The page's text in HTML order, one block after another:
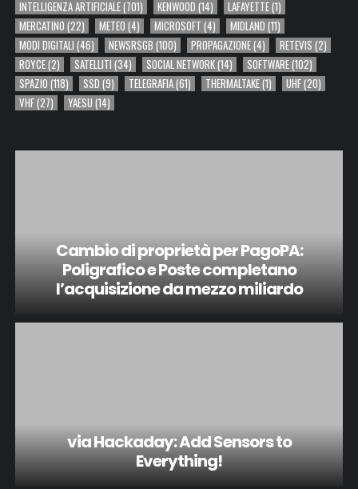
INTELLIGENZA ARTIFICIALE(701) KENWOOD (14) LAFAYETTE(1)
MERCATINO (22) METEO (4) MICROSOFT (4) MIDLAND (11)
MODI DIGITALI (46) NEWSRSGB (100) PROPAGAZIONE(4) RETEVIS (2)
ROYCE(2) SATELLITI (34) SOCIAL NETWORK(14) SOFTWARE(102)
SPAZIO (118) SSD (9) TELEGRAFIA(61) THERMALTAKE(1) UHF(20)
VHF(27) YAESU (14)
Cambio di proprietà per PagoPA:
Poligrafico e Poste completano
l’acquisizione da mezzo miliardo
via Hackaday: Add Sensors to
Everything!